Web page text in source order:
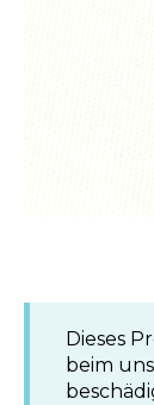
Dieses
beim